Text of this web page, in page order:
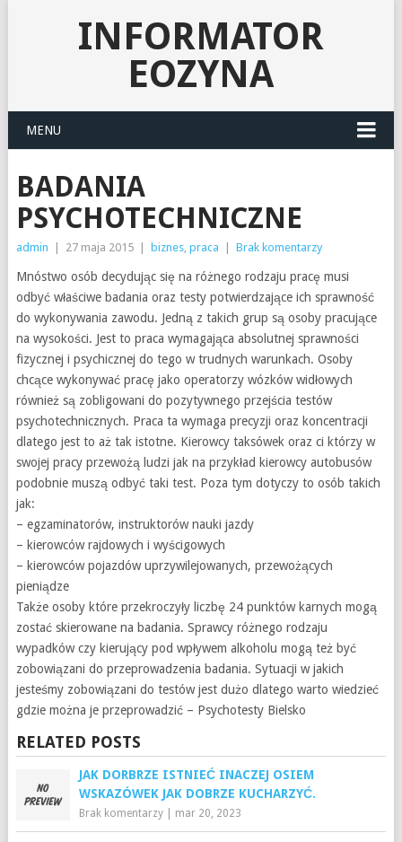
INFORMATOR
EOZYNA
MENU
BADANIA
PSYCHOTECHNICZNE
admin 27 maja 2015 biznes, praca Brak komentarzy
Mnóstwo osób decydując się na różnego rodzaju pracę musi
odbyć właściwe badania oraz testy potwierdzające ich sprawność
do wykonywania zawodu. Jedną z takich grup są osoby pracujące
na wysokości. Jest to praca wymagająca absolutnej sprawności
fizycznej i psychicznej do tego w trudnych warunkach. Osoby
chcące wykonywać pracę jako operatorzy wózków widłowych
również są zobligowani do pozytywnego przejścia testów
psychotechnicznych. Praca ta wymaga precyzji oraz koncentracji
dlatego jest to aż tak istotne. Kierowcy taksówek oraz ci którzy w
swojej pracy przewożą ludzi jak na przykład kierowcy autobusów
podobnie muszą odbyć taki test. Poza tym dotyczy to osób takich
jak:
– egzaminatorów, instruktorów nauki jazdy
– kierowców rajdowych i wyścigowych
– kierowców pojazdów uprzywilejowanych, przewożących
pieniądze
Także osoby które przekroczyły liczbę 24 punktów karnych mogą
zostać skierowane na badania. Sprawcy różnego rodzaju
wypadków czy kierujący pod wpływem alkoholu mogą też być
zobowiązani do przeprowadzenia badania. Sytuacji w jakich
jesteśmy zobowiązani do testów jest dużo dlatego warto wiedzieć
gdzie można je przeprowadzić – Psychotesty Bielsko
RELATED POSTS
JAK DORBRZE ISTNIEĆ INACZEJ OSIEM
WSKAZÓWEK JAK DOBRZE KUCHARZYĆ.
Brak komentarzy| mar 20, 2023